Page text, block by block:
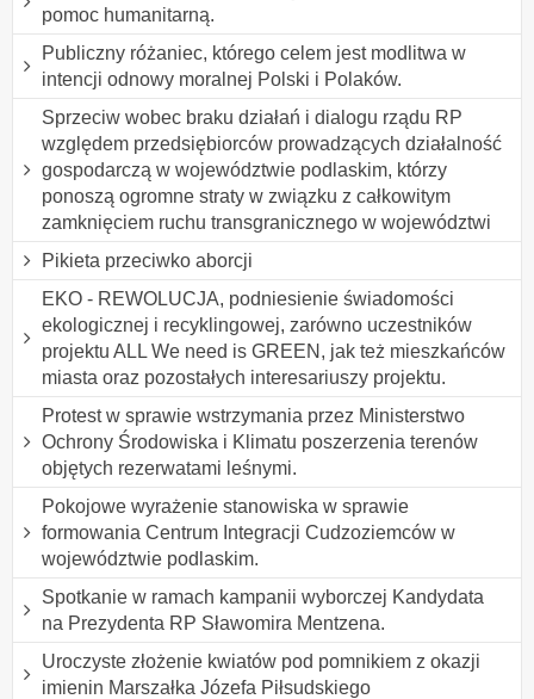
pomoc humanitarną.
Publiczny różaniec, którego celem jest modlitwa w
intencji odnowy moralnej Polski i Polaków.
Sprzeciw wobec braku działań i dialogu rządu RP
względem przedsiębiorców prowadzących działalność
gospodarczą w województwie podlaskim, którzy
ponoszą ogromne straty w związku z całkowitym
zamknięciem ruchu transgranicznego w województwi
Pikieta przeciwko aborcji
EKO - REWOLUCJA, podniesienie świadomości
ekologicznej i recyklingowej, zarówno uczestników
projektu ALL We need is GREEN, jak też mieszkańców
miasta oraz pozostałych interesariuszy projektu.
Protest w sprawie wstrzymania przez Ministerstwo
Ochrony Środowiska i Klimatu poszerzenia terenów
objętych rezerwatami leśnymi.
Pokojowe wyrażenie stanowiska w sprawie
formowania Centrum Integracji Cudzoziemców w
województwie podlaskim.
Spotkanie w ramach kampanii wyborczej Kandydata
na Prezydenta RP Sławomira Mentzena.
Uroczyste złożenie kwiatów pod pomnikiem z okazji
imienin Marszałka Józefa Piłsudskiego